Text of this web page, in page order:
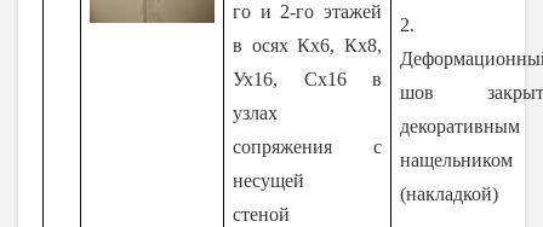
го и 2-го этажей
в осях Кх6, Кх8,
Ух16, Сх16 в
узлах
сопряжения с
несущей
стеной
2.
шов
декоративным
нащельником
(накладкой)